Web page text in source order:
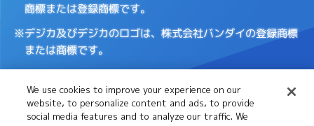
商標または登録商標です。
※デジカ及びデジカのロゴは、株式会社バンダイの登録商標
または商標です。
推奨環境について Cookies
Settings
We use cookies to improve your experience on our
website, to personalize content and ads, to provide
social media features and to analyze our traffic. We